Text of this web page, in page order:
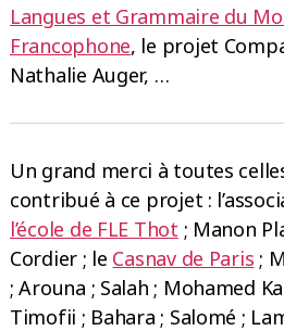
Langues et Grammaire du
Francophone, le projet
Nathalie Auger, …
Un grand merci à toutes
contribué à ce projet :
l’école de FLE Thot ; Manon
Cordier ; le Casnav de Paris ;
; Arouna ; Salah ; Mohamed
Timofii ; Bahara ; Salomé ;